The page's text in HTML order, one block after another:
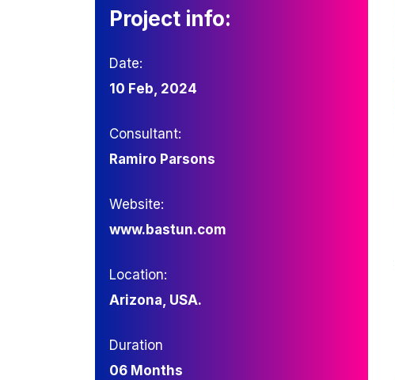
Project info:
Date:
10 Feb, 2024
Consultant:
Ramiro Parsons
Website:
www.bastun.com
Location:
Arizona, USA.
Duration
06 Months